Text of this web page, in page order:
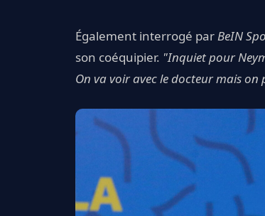
Également interrogé parBeIN
son coéquipier. "Inquiet pour
On va voir avec le docteur mais on